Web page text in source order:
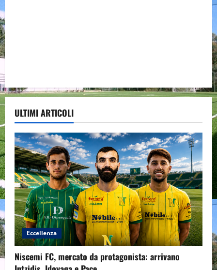
ULTIMI ARTICOLI
Eccellenza
Niscemi FC, mercato da protagonista: arrivano